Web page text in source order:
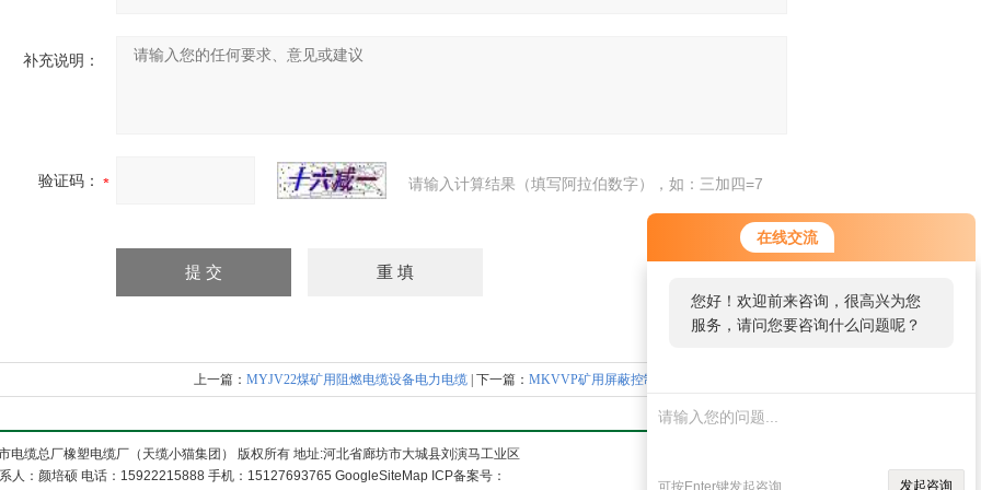
在线交流
您好！欢迎前来咨询，很高兴为您
服务，请问您要咨询什么问题呢？
可按Enter键发起咨询 发起咨询
补充说明：
验证码： 请输入计算结果（填写阿拉伯数字），如：三加四=7
上一篇： MYJV22煤矿用阻燃电缆设备电力电缆 | 下一篇： MKVVP矿用屏蔽控制电缆信号控制多芯线
电缆总厂橡塑电缆厂（天缆小猫集团） 版权所有 地址:河北省廊坊市大城县刘演马工业区
人：颜培硕 电话：15922215888 手机：15127693765 GoogleSiteMapICP备案号：